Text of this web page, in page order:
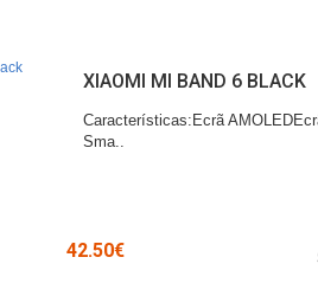
XIAOMI MI BAND 6 BLACK
Características:Ecrã
Sma..
42.50€